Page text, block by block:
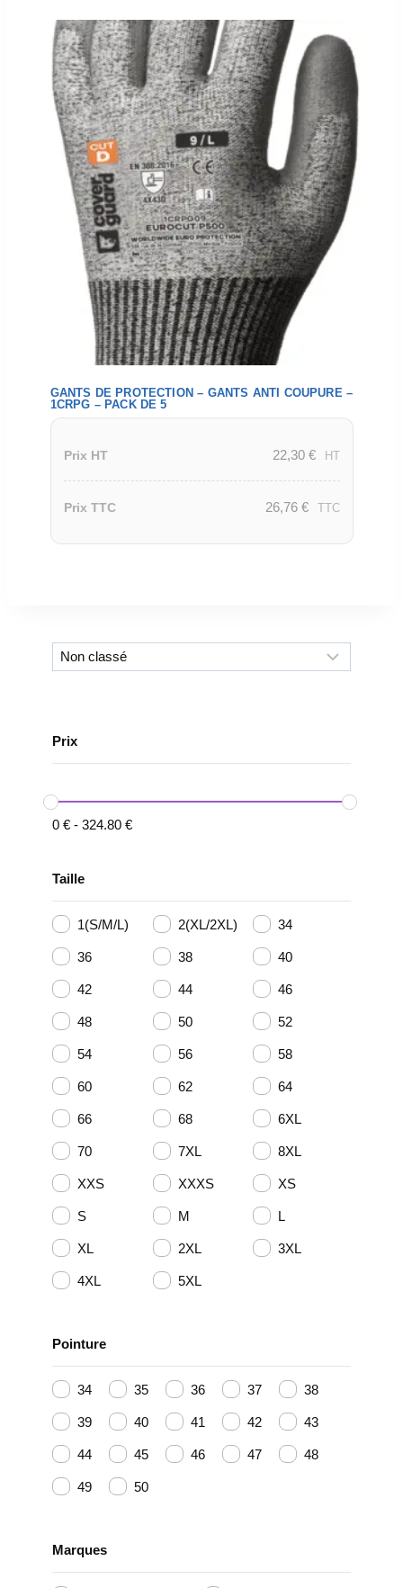
GANTS DE PROTECTION – GANTS ANTI COUPURE –
1CRPG – PACK DE 5
Prix HT 22,30 € HT
Prix TTC 26,76 € TTC
Prix
0 € - 324.80 €
Taille
1(S/M/L) 2(XL/2XL) 34
36 38 40
42 44 46
48 50 52
54 56 58
60 62 64
66 68 6XL
70 7XL 8XL
XXS XXXS XS
S M L
XL 2XL 3XL
4XL 5XL
Pointure
34 35 36 37 38
39 40 41 42 43
44 45 46 47 48
49 50
Marques